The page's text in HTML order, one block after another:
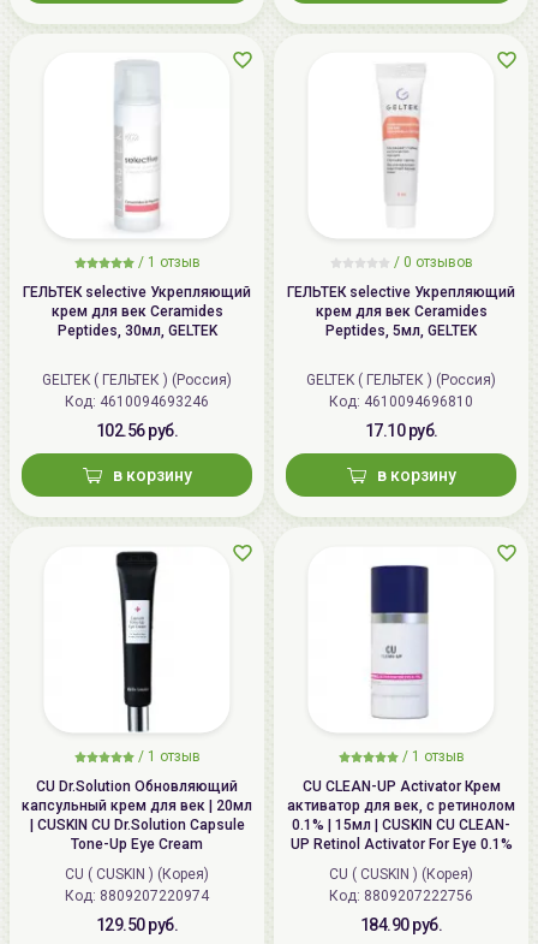
/ 1 отзыв
ГЕЛЬТЕК selective Укрепляющий
крем для век Ceramides
Peptides, 30мл, GELTEK
GELTEK ( ГЕЛЬТЕК ) (Россия)
Код: 4610094693246
102.56 руб.
в корзину
/ 0 отзывов
ГЕЛЬТЕК selective Укрепляющий
крем для век Ceramides
Peptides, 5мл, GELTEK
GELTEK ( ГЕЛЬТЕК ) (Россия)
Код: 4610094696810
17.10 руб.
в корзину
/ 1 отзыв
CU Dr.Solution Обновляющий
капсульный крем для век | 20мл
| CUSKIN CU Dr.Solution Capsule
Tone-Up Eye Cream
CU ( CUSKIN ) (Корея)
Код: 8809207220974
129.50 руб.
/ 1 отзыв
CU CLEAN-UP Activator Крем
активатор для век, с ретинолом
0.1% | 15мл | CUSKIN CU CLEAN-
UP Retinol Activator For Eye 0.1%
CU ( CUSKIN ) (Корея)
Код: 8809207222756
184.90 руб.